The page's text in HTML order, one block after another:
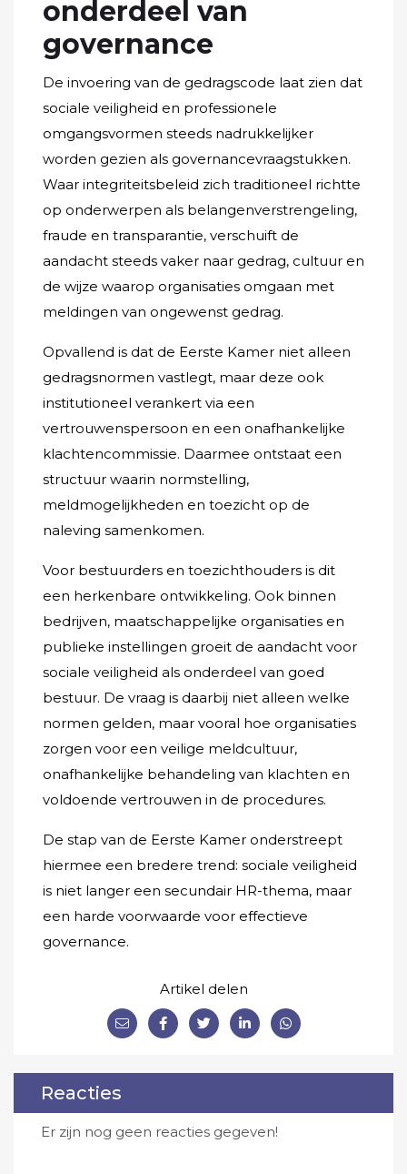
onderdeel van
governance
De invoering van de gedragscode laat zien dat
sociale veiligheid en professionele
omgangsvormen steeds nadrukkelijker
worden gezien als governancevraagstukken.
Waar integriteitsbeleid zich traditioneel richtte
op onderwerpen als belangenverstrengeling,
fraude en transparantie, verschuift de
aandacht steeds vaker naar gedrag, cultuur en
de wijze waarop organisaties omgaan met
meldingen van ongewenst gedrag.
Opvallend is dat de Eerste Kamer niet alleen
gedragsnormen vastlegt, maar deze ook
institutioneel verankert via een
vertrouwenspersoon en een onafhankelijke
klachtencommissie. Daarmee ontstaat een
structuur waarin normstelling,
meldmogelijkheden en toezicht op de
naleving samenkomen.
Voor bestuurders en toezichthouders is dit
een herkenbare ontwikkeling. Ook binnen
bedrijven, maatschappelijke organisaties en
publieke instellingen groeit de aandacht voor
sociale veiligheid als onderdeel van goed
bestuur. De vraag is daarbij niet alleen welke
normen gelden, maar vooral hoe organisaties
zorgen voor een veilige meldcultuur,
onafhankelijke behandeling van klachten en
voldoende vertrouwen in de procedures.
De stap van de Eerste Kamer onderstreept
hiermee een bredere trend: sociale veiligheid
is niet langer een secundair HR-thema, maar
een harde voorwaarde voor effectieve
governance.
Artikel delen
Reacties
Er zijn nog geen reacties gegeven!